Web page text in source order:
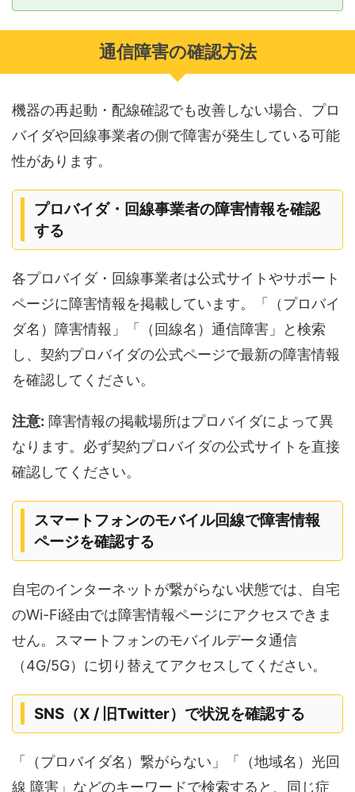
通信障害の確認方法
機器の再起動・配線確認でも改善しない場合、プロ
バイダや回線事業者の側で障害が発生している可能
性があります。
プロバイダ・回線事業者の障害情報を確認
する
各プロバイダ・回線事業者は公式サイトやサポート
ページに障害情報を掲載しています。「（プロバイ
ダ名）障害情報」「（回線名）通信障害」と検索
し、契約プロバイダの公式ページで最新の障害情報
を確認してください。
注意: 障害情報の掲載場所はプロバイダによって異
なります。必ず契約プロバイダの公式サイトを直接
確認してください。
スマートフォンのモバイル回線で障害情報
ページを確認する
自宅のインターネットが繋がらない状態では、自宅
のWi-Fi経由では障害情報ページにアクセスできま
せん。スマートフォンのモバイルデータ通信
（4G/5G）に切り替えてアクセスしてください。
SNS（X / 旧Twitter）で状況を確認する
「（プロバイダ名）繋がらない」「（地域名）光回
線 障害」などのキーワードで検索すると、同じ症